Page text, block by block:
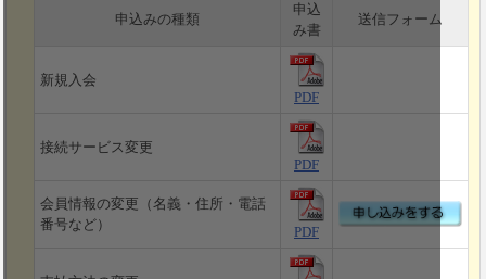
申込みの種類
申込
み書
送信フォーム
新規入会
PDF
接続サービス変更
PDF
会員情報の変更（名義・住所・電話
番号など）
PDF